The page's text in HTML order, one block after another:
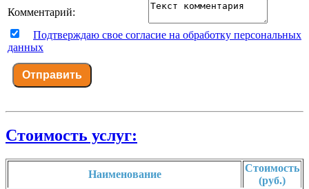
Комментарий:
Подтверждаю свое согласие на обработку персональных
данных
Отправить
Стоимость услуг:
Наименование
Стоимость
(руб.)